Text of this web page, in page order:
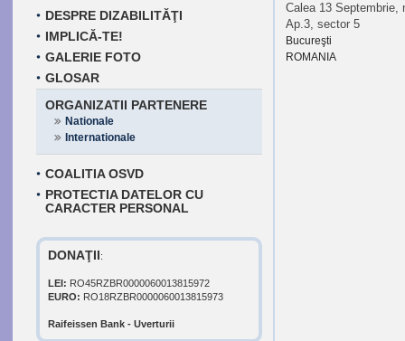
DESPRE DIZABILITĂŢI
IMPLICĂ-TE!
GALERIE FOTO
GLOSAR
ORGANIZATII PARTENERE
Nationale
Internationale
COALITIA OSVD
PROTECTIA DATELOR CU
CARACTER PERSONAL
DONAŢII:
LEI: RO45RZBR0000060013815972
EURO: RO18RZBR0000060013815973
Raifeissen Bank - Uverturii
Calea 13 Septembrie,
Ap.3, sector 5
Bucureşti
ROMANIA